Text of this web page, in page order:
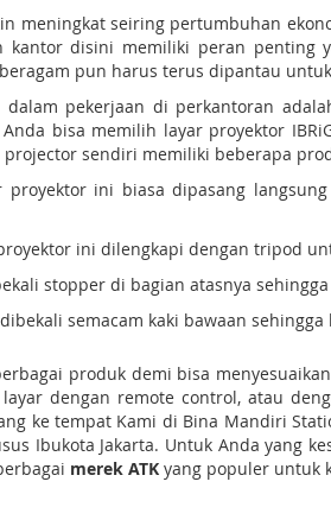
meningkat seiring pertumbuhan
kantor disini memiliki peran
pun harus terus dipantau
pekerjaan di perkantoran
bisa memilih layar proyektor
projector sendiri memiliki beberapa
ini biasa dipasang
ini dilengkapi dengan tripod
stopper di bagian atasnya
semacam kaki bawaan
produk demi bisa
dengan remote control, atau
ke tempat Kami di Bina Mandiri
Ibukota Jakarta. Untuk Anda
merek ATK yang populer untuk